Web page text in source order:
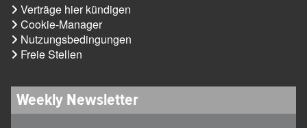
Verträge hier kündigen
Cookie-Manager
Nutzungsbedingungen
Freie Stellen
Weekly Newsletter